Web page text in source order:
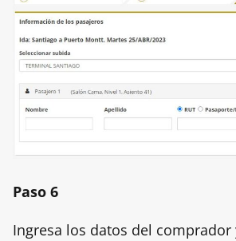
Paso 6
Ingresa los datos del comprador